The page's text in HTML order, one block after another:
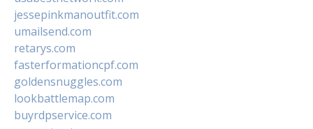
jessepinkmanoutfit.com
umailsend.com
retarys.com
fasterformationcpf.com
goldensnuggles.com
lookbattlemap.com
buyrdpservice.com